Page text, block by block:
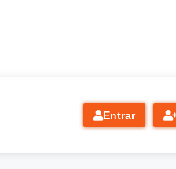
Entrar